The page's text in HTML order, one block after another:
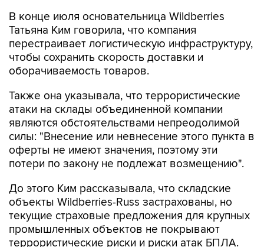
В конце июля основательница Wildberries
Татьяна Ким говорила, что компания
перестраивает логистическую инфраструктуру,
чтобы сохранить скорость доставки и
оборачиваемость товаров.
Также она указывала, что террористические
атаки на склады объединенной компании
являются обстоятельствами непреодолимой
силы: "Внесение или невнесение этого пункта в
оферты не имеют значения, поэтому эти
потери по закону не подлежат возмещению".
До этого Ким рассказывала, что складские
объекты Wildberries-Russ застрахованы, но
текущие страховые предложения для крупных
промышленных объектов не покрывают
террористические риски и риски атак БПЛА.